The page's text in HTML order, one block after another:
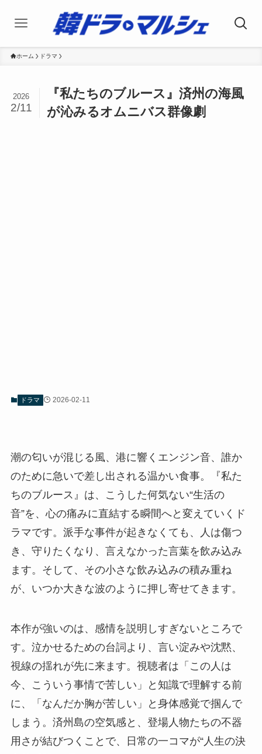
ホーム ドラマ
『私たちのブルース』済州の海風
が沁みるオムニバス群像劇
2026
2/11
ドラマ 2026-02-11
潮の匂いが混じる風、港に響くエンジン音、誰か
のために急いで差し出される温かい食事。『私た
ちのブルース』は、こうした何気ない“生活の
音”を、心の痛みに直結する瞬間へと変えていくド
ラマです。派手な事件が起きなくても、人は傷つ
き、守りたくなり、言えなかった言葉を飲み込み
ます。そして、その小さな飲み込みの積み重ね
が、いつか大きな波のように押し寄せてきます。
本作が強いのは、感情を説明しすぎないところで
す。泣かせるための台詞より、言い淀みや沈黙、
視線の揺れが先に来ます。視聴者は「この人は
今、こういう事情で苦しい」と知識で理解する前
に、「なんだか胸が苦しい」と身体感覚で掴んで
しまう。済州島の空気感と、登場人物たちの不器
用さが結びつくことで、日常の一コマが“人生の決